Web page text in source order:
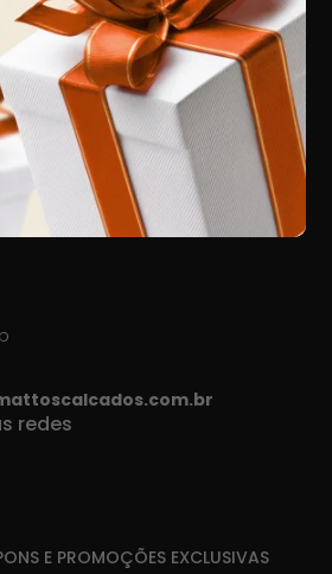
redes
E PROMOÇÕES EXCLUSIVAS